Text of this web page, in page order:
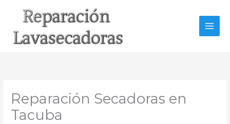
Reparación Secadoras en
Tacuba